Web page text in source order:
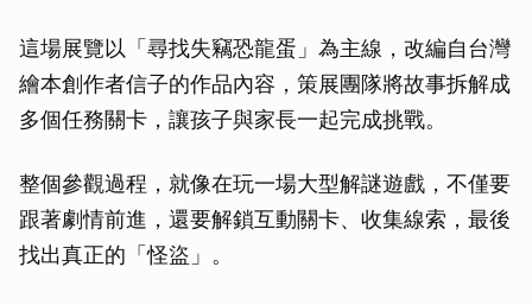
這場展覽以「尋找失竊恐龍蛋」為主線，改編自台灣
繪本創作者信子的作品內容，策展團隊將故事拆解成
多個任務關卡，讓孩子與家長一起完成挑戰。
整個參觀過程，就像在玩一場大型解謎遊戲，不僅要
跟著劇情前進，還要解鎖互動關卡、收集線索，最後
找出真正的「怪盜」。